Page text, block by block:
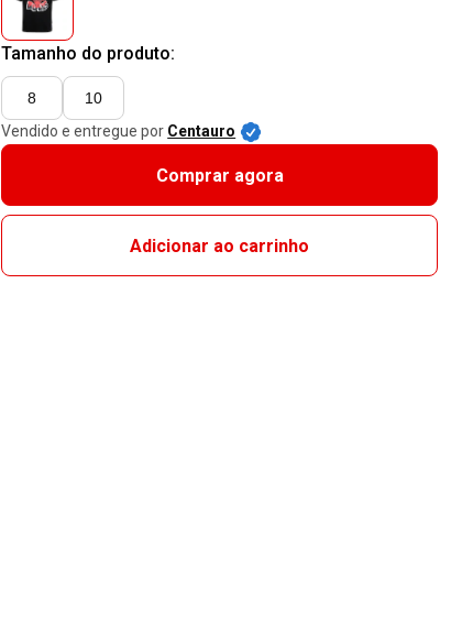
Tamanho do produto:
8
10
Vendido e entregue por Centauro
Comprar agora
Adicionar ao carrinho